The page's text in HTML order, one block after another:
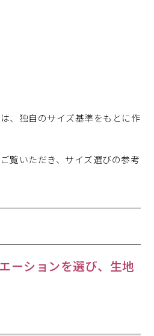
、独自のサイズ基準をもとに作
覧いただき、サイズ選びの参考
ーションを選び、生地